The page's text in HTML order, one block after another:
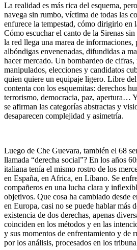
La realidad es más rica del esquema,
navega sin rumbo, víctima de todas las
enfurece la tempestad, cómo dirigirlo en
Cómo escuchar el canto de la Sirenas
la red llega una marea de informaciones,
albóndigas envenenadas, difundidas a
hacer mercado. Un bombardeo de cifras,
manipulados, elecciones y candidatos
quien quiere un equipaje ligero. Libre del
contenta con los esquemitas: derechos
terrorismo, democracia, paz, apertura…
se afirman las categorías abstractas y
desaparecen complejidad y asimetría.
Luego de Che Guevara, también el 68
llamada “derecha social”? En los años
italiana tenía el mismo rostro de los
en España, en Africa, en Líbano. Se
compañeros en una lucha clara y
objetivos. Que cosa ha cambiado desde
en Europa, casi no se puede hablar más
existencia de dos derechas, apenas
coinciden en los métodos y en las
y sus momentos de enfrentamiento y de
por los análisis, procesados en los